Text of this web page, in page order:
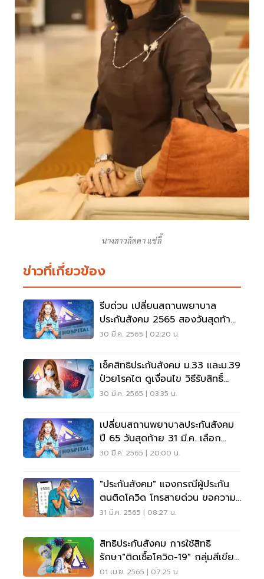
นางสาวลัดดา แซ่ลี้
ข่าวที่เกี่ยวข้อง
รีบด่วน เปลี่ยนสถานพยาบาล
ประกันสังคม 2565 สองวันสุดท้าย
ดูช่องทางที่นี่
30 มี.ค. 2565 | 02:20 น.
เช็คสิทธิประกันสังคม ม.33 และม.39
ป่วยโรคไต ดูเงื่อนไข วิธีรับสิทธิ์
รักษา
30 มี.ค. 2565 | 03:35 น.
เปลี่ยนสถานพยาบาลประกันสังคม
ปี 65 วันสุดท้าย 31 มี.ค. เลือก
อย่างไร ดูที่นี่
30 มี.ค. 2565 | 20:00 น.
"ประกันสังคม" แจงกรณีผู้ประกัน
ตนติดโควิด โทรสายด่วน ขอความ
ช่วยเหลือไม่ได้
31 มี.ค. 2565 | 08:27 น.
สิทธิประกันสังคม การใช้สิทธิ
รักษา"ติดเชื้อโควิด-19" กลุ่มสีเขียว
เช็คเลย
01 เม.ย. 2565 | 07:25 น.